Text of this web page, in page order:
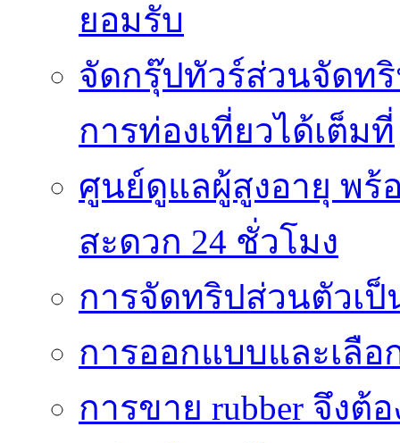
ยอมรับ
จัดกรุ๊ปทัวร์ส่วนจัดท
การท่องเที่ยวได้เต็มที่
ศูนย์ดูแลผู้สูงอายุ พร้
สะดวก 24 ชั่วโมง
การจัดทริปส่วนตัวเ
การออกแบบและเลือ
การขาย rubber จึง